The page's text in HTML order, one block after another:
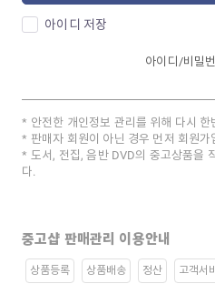
아이디 저장
아이디/비밀
안전한 개인정보 관리를 위해 다시
판매자 회원이 아닌 경우 먼저 회원
도서, 전집, 음반 DVD의 중고상품을
다.
중고샵 판매관리 이용안내
상품등록 상품배송 정산 고객서